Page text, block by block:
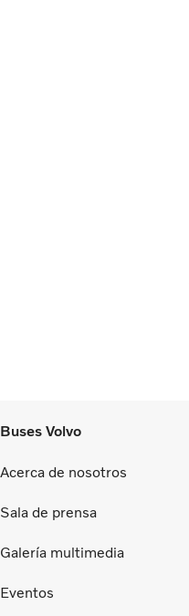
Buses Volvo
Acerca de nosotros
Sala de prensa
Galería multimedia
Eventos